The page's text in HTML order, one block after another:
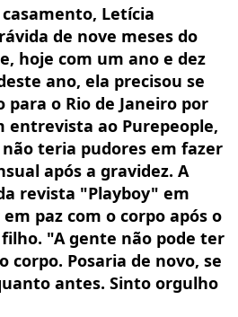
Letícia
de nove meses do
hoje com um ano e dez
ano, ela precisou se
para o Rio de Janeiro por
entrevista ao Purepeople,
teria pudores em fazer
após a gravidez. A
revista "Playboy" em
paz com o corpo após o
"A gente não pode ter
corpo. Posaria de novo, se
antes. Sinto orgulho